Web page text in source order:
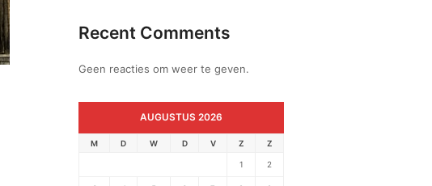
Recent Comments
Geen reacties om weer te geven.
AUGUSTUS 2026
M D W D V Z Z
1 2